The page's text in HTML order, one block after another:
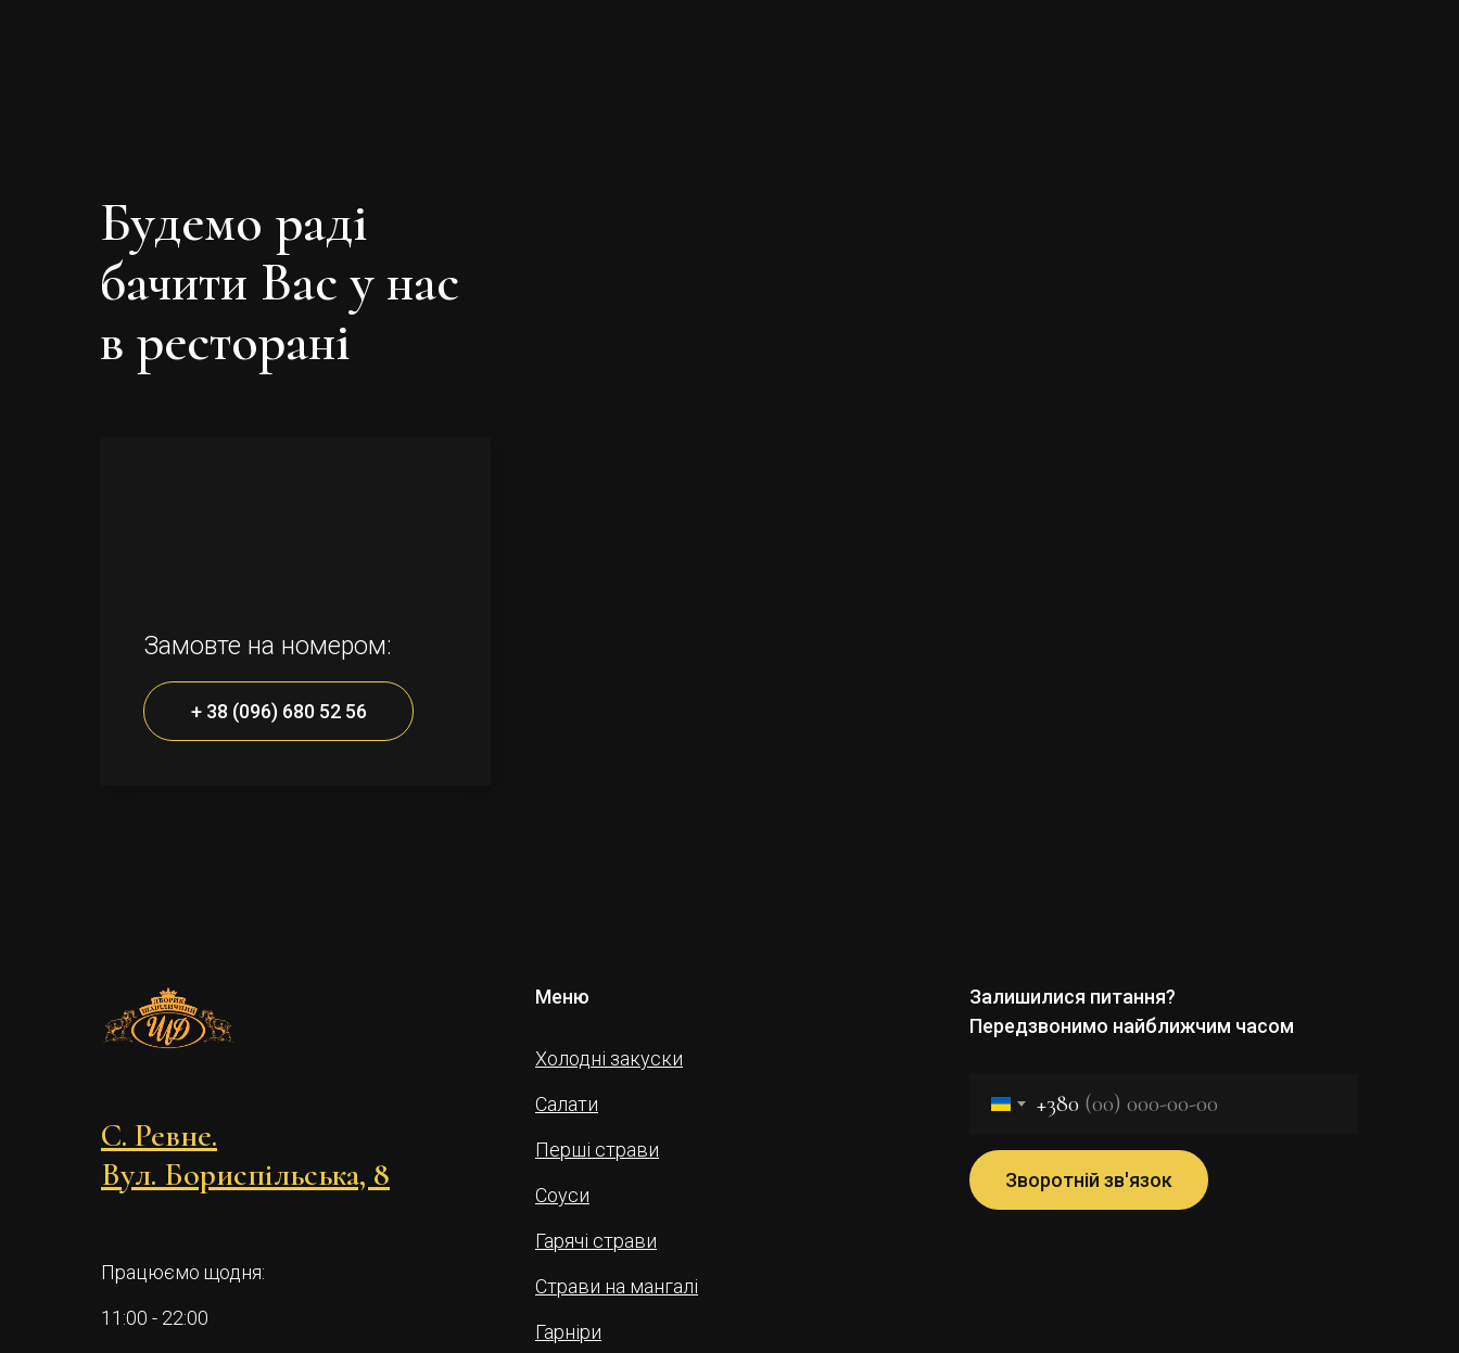
Будемо раді
бачити Вас у нас
в ресторані
С. Ревне.
Вул. Бориспільська, 8
Працюємо щодня:
11:00 - 22:00
Меню
Холодні закуски
Салати
Перші страви
Соуси
Гарячі страви
Страви на мангалі
Гарніри
Залишилися питання?
Передзвонимо найближчим часом
+380
Зворотній зв'язок
Замовте на номером:
+ 38 (096) 680 52 56